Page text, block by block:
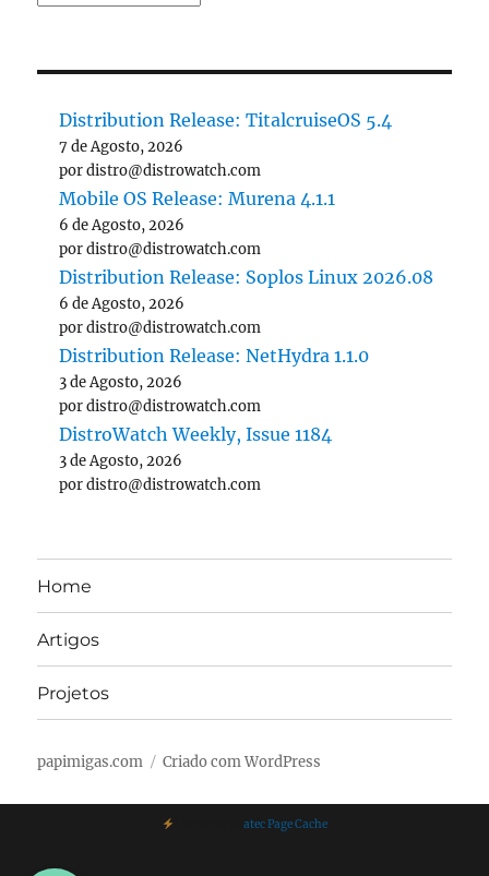
Distribution Release: TitalcruiseOS 5.4
7 de Agosto, 2026
por distro@distrowatch.com
Mobile OS Release: Murena 4.1.1
6 de Agosto, 2026
por distro@distrowatch.com
Distribution Release: Soplos Linux 2026.08
6 de Agosto, 2026
por distro@distrowatch.com
Distribution Release: NetHydra 1.1.0
3 de Agosto, 2026
por distro@distrowatch.com
DistroWatch Weekly, Issue 1184
3 de Agosto, 2026
por distro@distrowatch.com
Home
Artigos
Projetos
papimigas.com Criado com WordPress
Cached withatec Page Cache